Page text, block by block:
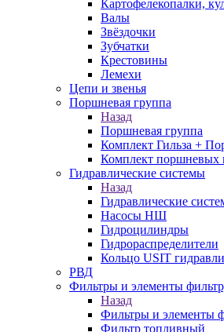
Картофелекопалки,
Валы
Звёздочки
Зубчатки
Крестовины
Лемехи
Цепи и звенья
Поршневая группа
Назад
Поршневая группа
Комплект Гильза +
Комплект поршневых
Гидравлические системы
Назад
Гидравлические
Насосы НШ
Гидроцилиндры
Гидрораспределители
Кольцо USIT
РВД
Фильтры и элементы
Назад
Фильтры и элементы
Фильтр топливный